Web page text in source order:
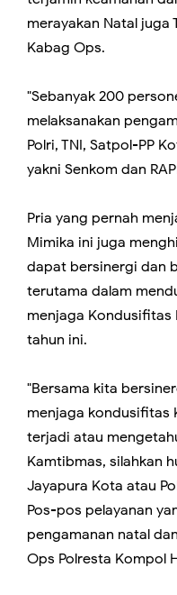
merayakan Natal juga
Kabag Ops.
"Sebanyak 200
melaksanakan
Polri, TNI, Satpol-PP
yakni Senkom dan
Pria yang pernah
Mimika ini juga
dapat bersinergi dan
terutama dalam
menjaga Kondusifitas
tahun ini.
"Bersama kita
menjaga kondusifitas
terjadi atau
Kamtibmas, silahkan
Jayapura Kota atau
Pos-pos pelayanan
pengamanan natal
Ops Polresta Kompol